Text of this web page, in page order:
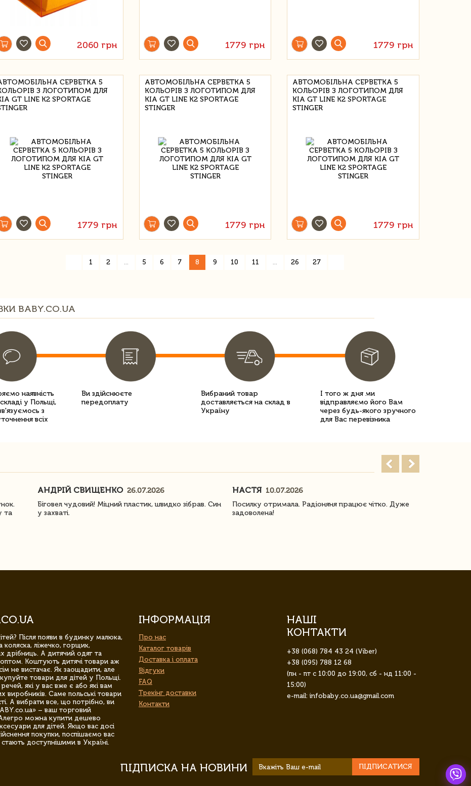
2060 грн 1779 грн 1779 грн
СЕРВЕТКА 5
З ЛОГОТИПОМ ДЛЯ
GT LINE K2 SPORTAGE
1779 грн
АВТОМОБІЛЬНА СЕРВЕТКА 5
КОЛЬОРІВ З ЛОГОТИПОМ ДЛЯ
KIA GT LINE K2 SPORTAGE
STINGER
1779 грн
АВТОМОБІЛЬНА СЕРВЕТКА 5
КОЛЬОРІВ З ЛОГОТИПОМ ДЛЯ
KIA GT LINE K2 SPORTAGE
STINGER
1779 грн
1 2 ... 5 6 7 8 9 10 11 ... 26 27
BABY.CO.UA
наявність
у Польщі,
з
всіх
Ви здійснюєте
передоплату
Вибраний товар
доставляється на склад в
Україну
І того ж дня ми
відправляємо його Вам
через будь-якого зручного
для Вас перевізника
та
АНДРІЙ СВИЩЕНКО 26.07.2026
Біговел чудовий! Міцний пластик, швидко зібрав. Син
у захваті.
НАСТЯ 10.07.2026
Посилку отримала. Радіоняня працює чітко. Дуже
задоволена!
Після появи в будинку малюка,
ліжечко, горщик,
дрібниць. А дитячий одяг та
Коштують дитячі товари аж
не вистачає. Як заощадити, але
товари для дітей у Польщі.
які у вас вже є або які вам
виробників. Саме польські товари
А вибрати все, що потрібно, ви
– ваш торговий
можна купити дешево
для дітей. Якщо вас досі
покупки, поспішаємо вас
доступнішими в Україні.
ІНФОРМАЦІЯ
Про нас
Каталог товарів
Доставка і оплата
Відгуки
FAQ
Трекінг доставки
Контакти
НАШІ
КОНТАКТИ
+38 (068) 784 43 24 (Viber)
+38 (095) 788 12 68
(пн - пт с 10:00 до 19:00, сб - нд 11:00 -
15:00)
e-mail: infobaby.co.ua@gmail.com
ПІДПИСКА НА НОВИНИ ПІДПИСАТИСЯ